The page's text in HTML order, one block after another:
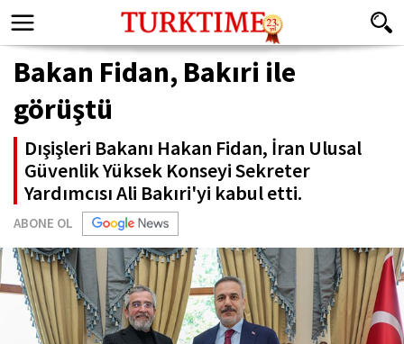
Bakan Fidan, Bakıri ile
görüştü
Dışişleri Bakanı Hakan Fidan, İran Ulusal
Güvenlik Yüksek Konseyi Sekreter
Yardımcısı Ali Bakıri'yi kabul etti.
ABONE OL